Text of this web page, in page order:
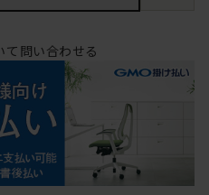
て問い合わせる